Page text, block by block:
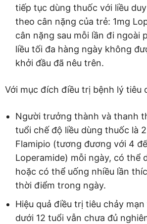
tiếp tục dùng thuốc với liều
theo cân nặng của trẻ: 1mg
cân nặng sau mỗi lần đi ngoài
liều tối đa hàng ngày không
khởi đầu đã nêu trên.
Với mục đích điều trị bệnh lý tiêu
Người trưởng thành và thanh
tuổi chế độ liều dùng thuốc là
Flamipio (tương đương với 4
Loperamide) mỗi ngày, có thể
hoặc có thể uống nhiều lần
thời điểm trong ngày.
Hiệu quả điều trị tiêu chảy
dưới 12 tuổi vẫn chưa đủ